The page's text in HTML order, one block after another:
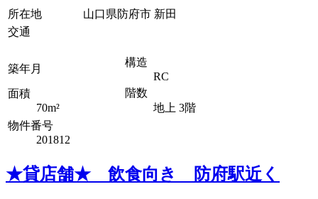
所在地
山口県防府市 新田
交通
築年月
構造
RC
面積
70m²
階数
地上 3階
物件番号
201812
★貸店舗★ 飲食向き 防府駅近く